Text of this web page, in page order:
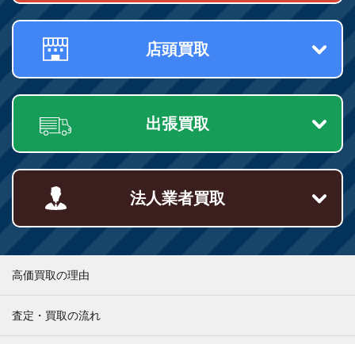
店頭買取
出張買取
法人業者買取
高価買取の理由
査定・買取の流れ